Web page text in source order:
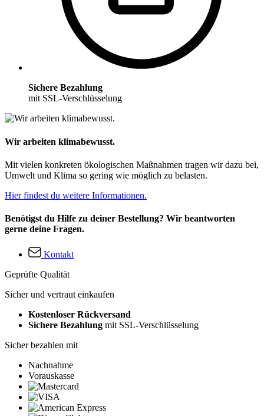
Sichere Bezahlung
mit SSL-Verschlüsselung
Wir arbeiten klimabewusst.
Mit vielen konkreten ökologischen Maßnahmen tragen wir dazu bei,
Umwelt und Klima so gering wie möglich zu belasten.
Hier findest du weitere Informationen.
Benötigst du Hilfe zu deiner Bestellung? Wir beantworten
gerne deine Fragen.
Kontakt
Geprüfte Qualität
Sicher und vertraut einkaufen
Kostenloser Rückversand
Sichere Bezahlung mit SSL-Verschlüsselung
Sicher bezahlen mit
Nachnahme
Vorauskasse